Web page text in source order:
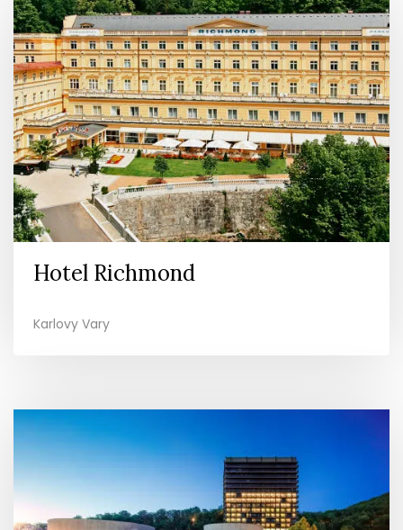
Hotel Richmond
Karlovy Vary